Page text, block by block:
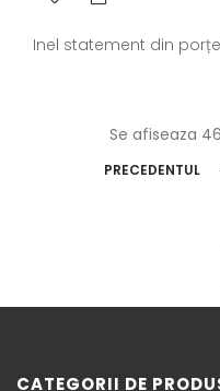
Inel statement din
Se afiseaza
PRECEDENTUL
CATEGORII DE